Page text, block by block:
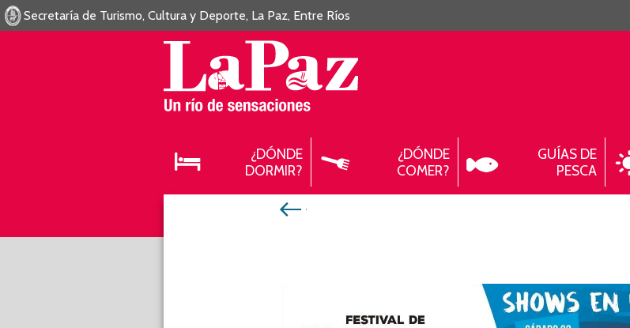
Secretaría de Turismo, Cultura y Deporte, La Paz, Entre Ríos
¿DÓNDE
DORMIR?
¿DÓNDE
COMER?
GUÍAS DE
PESCA